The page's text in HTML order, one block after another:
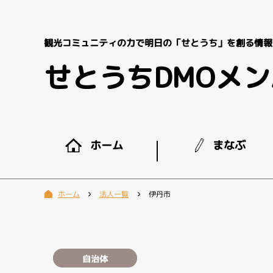
観光コミュニティの力で明日の「せとうち」を創る情
せとうちDMOメ
ホーム まなぶ
ホーム 法人一覧 伊丹市
自治体